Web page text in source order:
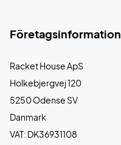
Företagsinformation
Racket House ApS
Holkebjergvej 120
5250 Odense SV
Danmark
VAT: DK36931108